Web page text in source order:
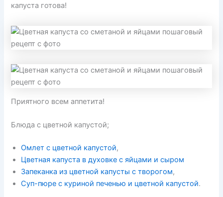
капуста готова!
Приятного всем аппетита!
Блюда с цветной капустой;
Омлет с цветной капустой,
Цветная капуста в духовке с яйцами и сыром
Запеканка из цветной капусты с творогом,
Суп-пюре с куриной печенью и цветной капустой.